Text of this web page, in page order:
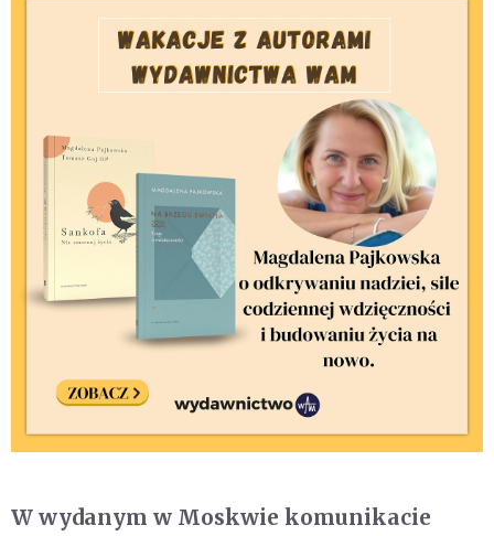
W wydanym w Moskwie komunikacie